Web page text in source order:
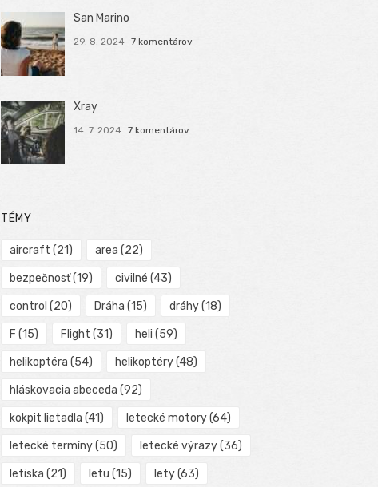
San Marino
29. 8. 2024 7 komentárov
Xray
14. 7. 2024 7 komentárov
TÉMY
aircraft (21) area (22)
bezpečnosť(19) civilné (43)
control (20) Dráha (15) dráhy(18)
F (15) Flight (31) heli (59)
helikoptéra (54) helikoptéry(48)
hláskovacia abeceda (92)
kokpit lietadla (41) letecké motory(64)
letecké termíny(50) letecké výrazy(36)
letiska (21) letu (15) lety(63)